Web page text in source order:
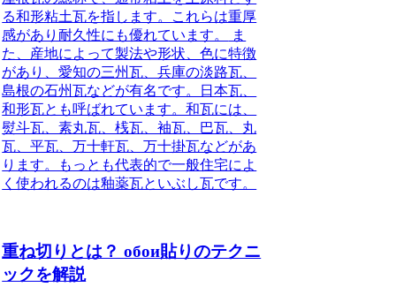
る和形粘土瓦を指します。これらは重厚
感があり耐久性にも優れています。
ま
た、産地によって製法や形状、色に特徴
があり、愛知の三州瓦、兵庫の淡路瓦、
島根の石州瓦などが有名です。日本瓦、
和形瓦とも呼ばれています。和瓦には、
熨斗瓦、素丸瓦、桟瓦、袖瓦、巴瓦、丸
瓦、平瓦、万十軒瓦、万十掛瓦などがあ
ります。もっとも代表的で一般住宅によ
く使われるのは釉薬瓦といぶし瓦です。
重ね切りとは？ обои貼りのテクニ
ックを解説